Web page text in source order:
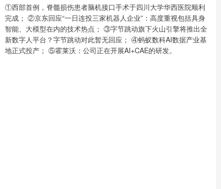
①西部首例，脊髓损伤患者脑机接口手术于四川大学华西医院顺利
完成； ②京东回应“一日连投三家机器人企业”：高度重视包括具身
智能、大模型在内的技术热点； ③字节跳动旗下火山引擎将推出全
新数字人平台？字节跳动对此暂无回应； ④蚂蚁数科AI数据产业基
地正式投产； ⑤霍莱沃：公司正在开展AI+CAE的研发。